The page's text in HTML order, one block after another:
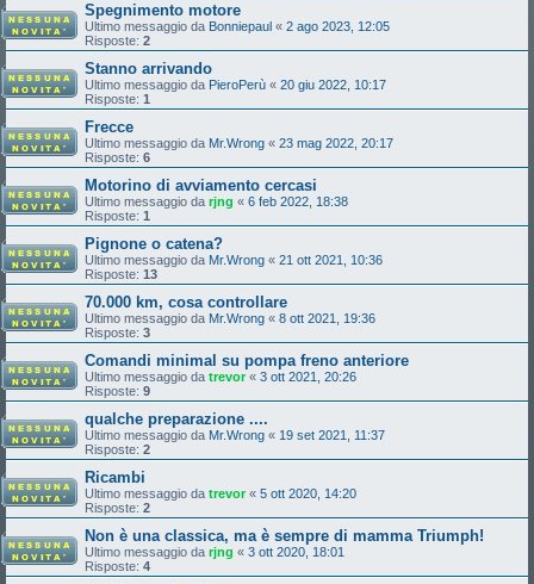
Spegnimento motore
Ultimo messaggio da Bonniepaul « 2 ago 2023, 12:05
Risposte: 2
Stanno arrivando
Ultimo messaggio da PieroPerù « 20 giu 2022, 10:17
Risposte: 1
Frecce
Ultimo messaggio da Mr.Wrong « 23 mag 2022, 20:17
Risposte: 6
Motorino di avviamento cercasi
Ultimo messaggio da rjng « 6 feb 2022, 18:38
Risposte: 1
Pignone o catena?
Ultimo messaggio da Mr.Wrong « 21 ott 2021, 10:36
Risposte: 13
70.000 km, cosa controllare
Ultimo messaggio da Mr.Wrong « 8 ott 2021, 19:36
Risposte: 3
Comandi minimal su pompa freno anteriore
Ultimo messaggio da trevor« 3 ott 2021, 20:26
Risposte: 9
qualche preparazione ....
Ultimo messaggio da Mr.Wrong « 19 set 2021, 11:37
Risposte: 2
Ricambi
Ultimo messaggio da trevor« 5 ott 2020, 14:20
Risposte: 2
Non è una classica, ma è sempre di mamma Triumph!
Ultimo messaggio da rjng « 3 ott 2020, 18:01
Risposte: 4